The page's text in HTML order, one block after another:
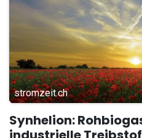
stromzeit.ch
Synhelion: